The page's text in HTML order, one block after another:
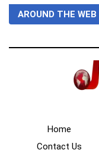
AROUND THE WEB
Home
Contact Us